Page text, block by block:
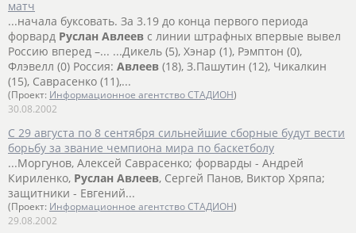
матч
...начала буксовать. За 3.19 до конца первого периода
форвард Руслан Авлеев с линии штрафных впервые вывел
Россию вперед –... ...Дикель (5), Хэнар (1), Рэмптон (0),
Флэвелл (0) Россия: Авлеев (18), З.Пашутин (12), Чикалкин
(15), Саврасенко (11),...
(Проект: Информационное агентство СТАДИОН)
30.08.2002
С 29 августа по 8 сентября сильнейшие сборные будут вести
борьбу за звание чемпиона мира по баскетболу
...Моргунов, Алексей Саврасенко; форварды - Андрей
Кириленко, Руслан Авлеев, Сергей Панов, Виктор Хряпа;
защитники - Евгений...
(Проект: Информационное агентство СТАДИОН)
29.08.2002